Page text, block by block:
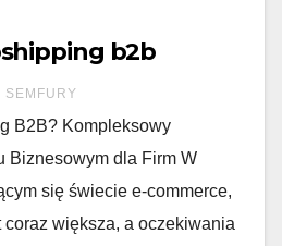
b2b
SEMFURY
B2B? Kompleksowy
Biznesowym dla Firm W
się świecie e-commerce,
większa, a oczekiwania